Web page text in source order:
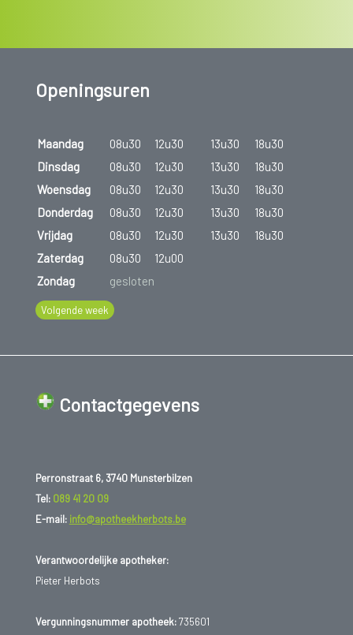
Openingsuren
Maandag 08u30 12u30 13u30
18u30
Dinsdag
08u30 12u30 13u30
18u30
Woensdag
08u30 12u30 13u30
18u30
Donderdag
08u30 12u30 13u30
18u30
Vrijdag
08u30 12u30 13u30
18u30
Zaterdag
08u30
12u00
Zondag
gesloten
Volgende week
Contactgegevens
Perronstraat 6, 3740 Munsterbilzen
Tel: 089 41 20 09
E-mail: info@apotheekherbots.be
Verantwoordelijke apotheker:
Pieter Herbots
Vergunningsnummer apotheek:735601